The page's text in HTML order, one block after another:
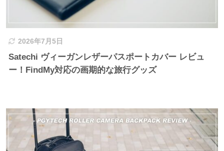
2026年7月5日
Satechi ヴィーガンレザーパスポートカバー レビュ
ー！FindMy対応の画期的な旅行グッズ